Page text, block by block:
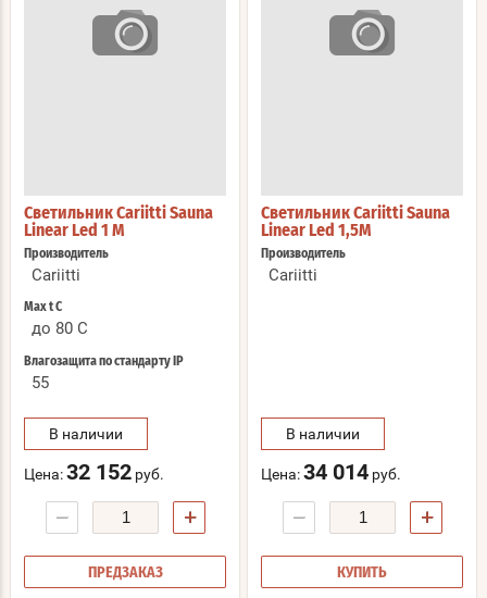
Светильник Cariitti Sauna
Linear Led 1 M
Производитель
Cariitti
Max t С
до 80 C
Влагозащита по стандарту IP
55
В наличии
Цена:32 152 руб.
− +
ПРЕДЗАКАЗ
Светильник Cariitti Sauna
Linear Led 1,5M
Производитель
Cariitti
В наличии
Цена:34 014 руб.
− +
КУПИТЬ